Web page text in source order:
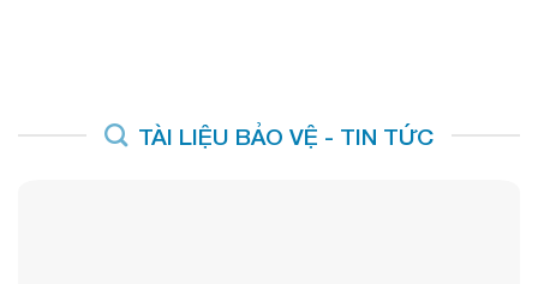
TÀI LIỆU BẢO VỆ - TIN TỨC